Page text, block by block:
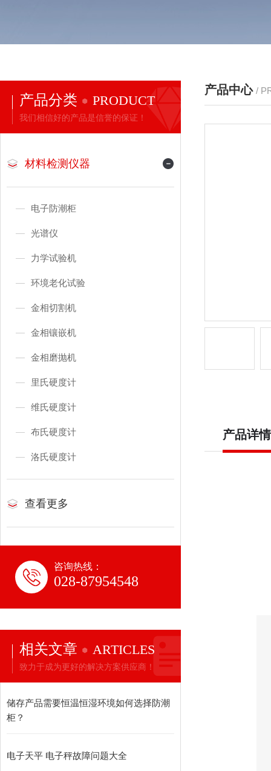
产品分类 PRODUCT
我们相信好的产品是信誉的保证！
材料检测仪器
电子防潮柜
光谱仪
力学试验机
环境老化试验
金相切割机
金相镶嵌机
金相磨抛机
里氏硬度计
维氏硬度计
布氏硬度计
洛氏硬度计
查看更多
咨询热线：
028-87954548
相关文章 ARTICLES
致力于成为更好的解决方案供应商！
储存产品需要恒温恒湿环境如何选择防潮
柜？
电子天平 电子秤故障问题大全
产品中心 /
产品详情